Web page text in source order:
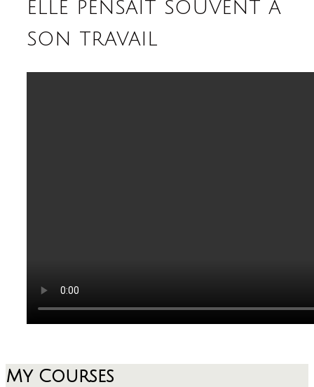
elle pensait souvent a
son travail
My Courses